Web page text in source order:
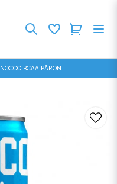
NOCCO BCAA PÃRON